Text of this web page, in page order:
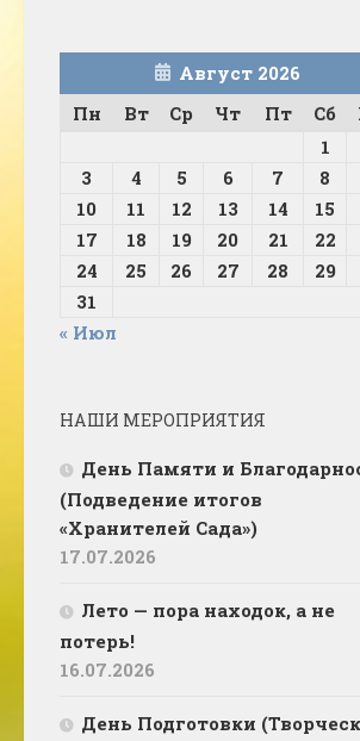
Август 2026
Пн
Вт Ср Чт Пт Сб
1
3
4 5 6 7 8
10
11 12 13 14 15
17
18 19 20 21 22
24
25 26 27 28 29
31
« Июл
НАШИ МЕРОПРИЯТИЯ
День Памяти и
(Подведение итогов
«Хранителей Сада»)
17.07.2026
Лето — пора находок, а не
потерь!
16.07.2026
День Подготовки